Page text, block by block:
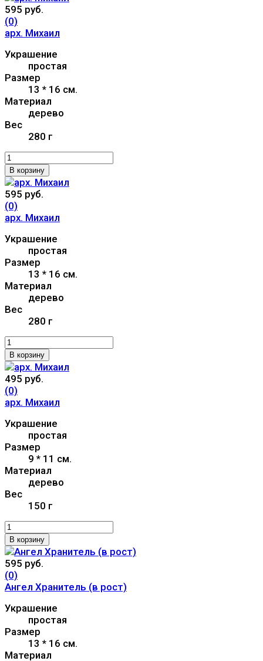
595 руб.
(0)
арх. Михаил
Украшение
простая
Размер
13 * 16 см.
Материал
дерево
Вес
280 г
В корзину
595 руб.
(0)
арх. Михаил
Украшение
простая
Размер
13 * 16 см.
Материал
дерево
Вес
280 г
В корзину
495 руб.
(0)
арх. Михаил
Украшение
простая
Размер
9 * 11 см.
Материал
дерево
Вес
150 г
В корзину
595 руб.
(0)
Ангел Хранитель (в рост)
Украшение
простая
Размер
13 * 16 см.
Материал